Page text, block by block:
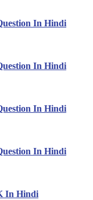
In Hindi
In Hindi
In Hindi
In Hindi
In Hindi